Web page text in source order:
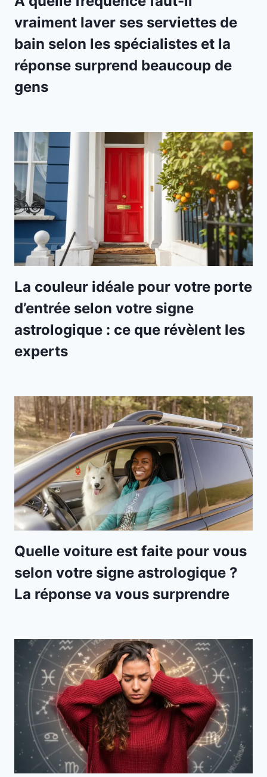
vraiment laver ses serviettes de
bain selon les spécialistes et la
réponse surprend beaucoup de
gens
La couleur idéale pour votre porte
d’entrée selon votre signe
astrologique : ce que révèlent les
experts
Quelle voiture est faite pour vous
selon votre signe astrologique ?
La réponse va vous surprendre